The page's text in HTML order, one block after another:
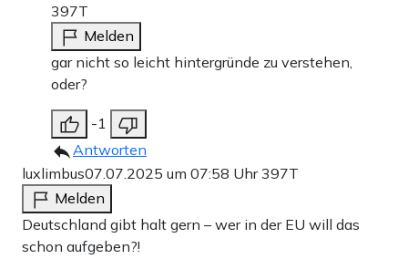
397T
Melden
gar nicht so leicht hintergründe zu verstehen,
oder?
-1
Antworten
luxlimbus07.07.2025 um 07:58 Uhr397T
Melden
Deutschland gibt halt gern – wer in der EU will das
schon aufgeben?!